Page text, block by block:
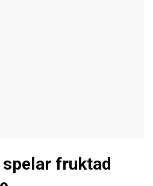
fruktad